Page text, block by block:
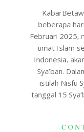
beberapa
Februari 2025,
umat Islam
Indonesia,
Sya’ban.
istilah Nisfu
tanggal 15